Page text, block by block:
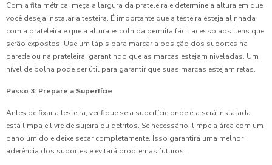
Com a fita métrica, meça a largura da prateleira e determine a altura em que
você deseja instalar a testeira. É importante que a testeira esteja alinhada
com a prateleira e que a altura escolhida permita fácil acesso aos itens que
serão expostos. Use um lápis para marcar a posição dos suportes na
parede ou na prateleira, garantindo que as marcas estejam niveladas. Um
nível de bolha pode ser útil para garantir que suas marcas estejam retas.
Passo 3: Prepare a Superfície
Antes de fixar a testeira, verifique se a superfície onde ela será instalada
está limpa e livre de sujeira ou detritos. Se necessário, limpe a área com um
pano úmido e deixe secar completamente. Isso garantirá uma melhor
aderência dos suportes e evitará problemas futuros.